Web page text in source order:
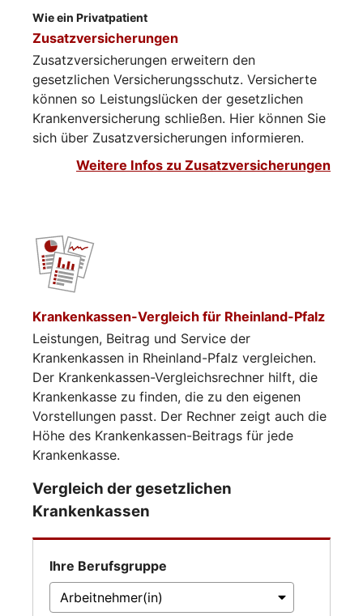
Wie ein Privatpatient
Zusatzversicherungen
Zusatzversicherungen erweitern den
gesetzlichen Versicherungsschutz. Versicherte
können so Leistungslücken der gesetzlichen
Krankenversicherung schließen. Hier können Sie
sich über Zusatzversicherungen informieren.​​​​
Weitere Infos zu Zusatzversicherungen
Krankenkassen-Vergleich für Rheinland-Pfalz
Leistungen, Beitrag und Service der
Krankenkassen in Rheinland-Pfalz vergleichen.
Der Krankenkassen-Vergleichsrechner hilft, die
Krankenkasse zu finden, die zu den eigenen
Vorstellungen passt. Der Rechner zeigt auch die
Höhe des Krankenkassen-Beitrags für jede
Krankenkasse.
Vergleich der gesetzlichen
Krankenkassen
Ihre Berufsgruppe